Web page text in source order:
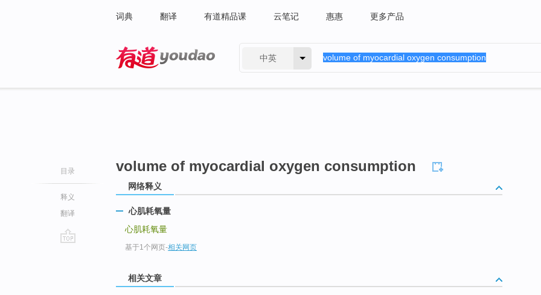
词典 翻译 有道精品课 云笔记 惠惠 更多产品
中英
目录
释义
翻译
volume of myocardial oxygen consumption
网络释义
心肌耗氧量
心肌耗氧量
基于1个网页-相关网页
相关文章